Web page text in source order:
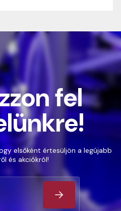
fel
elsőként értesüljön a legújabb
és akciókról!